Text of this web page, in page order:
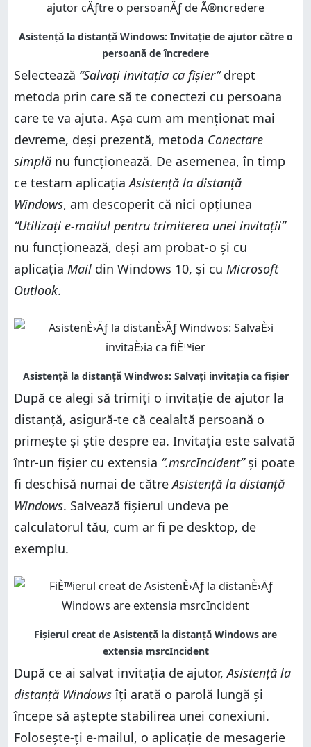
Selectează “Salvați invitația ca fișier”drept
metoda prin care să te conectezi cu persoana
care te va ajuta. Așa cum am menționat mai
devreme, deși prezentă, metoda Conectare
simplă nu funcționează. De asemenea, în timp
ce testam aplicațiaAsistență la distanță
Windows, am descoperit că nici opțiunea
“Utilizați e-mailul pentru trimiterea unei invitații”
nu funcționează, deși am probat-o și cu
aplicația Mail din Windows 10, și cu Microsoft
Outlook.
După ce alegi să trimiți o invitație de ajutor la
distanță, asigură-te că cealaltă persoană o
primește și știe despre ea. Invitația este salvată
într-un fișier cu extensia “.msrcIncident”și poate
fi deschisă numai de cătreAsistență la distanță
Windows. Salvează fișierul undeva pe
calculatorul tău, cum ar fi pe desktop, de
exemplu.
După ce ai salvat invitația de ajutor,Asistență la
distanță Windowsîți arată o parolă lungă și
începe să aștepte stabilirea unei conexiuni.
Folosește-ți e-mailul, o aplicație de mesagerie